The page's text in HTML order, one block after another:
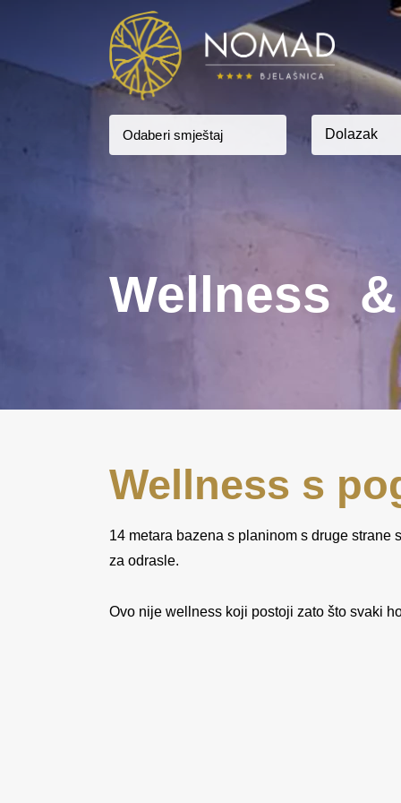
Wellness
Wellness s
14 metara bazena s planinom s druge
za odrasle.
Ovo nije wellness koji postoji zato što svaki